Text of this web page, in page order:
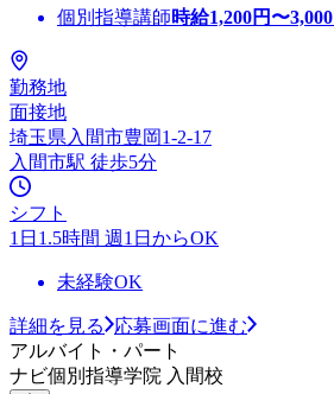
個別指導講師時給1,200円〜3,000
勤務地
面接地
埼玉県入間市豊岡1-2-17
入間市駅 徒歩5分
シフト
1日1.5時間 週1日からOK
未経験OK
詳細を見る
応募画面に進む
アルバイト・パート
ナビ個別指導学院 入間校